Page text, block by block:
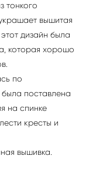
тонкого
вышитая
дизайн была
которая хорошо
по
поставлена
на спинке
кресты и
вышивка.